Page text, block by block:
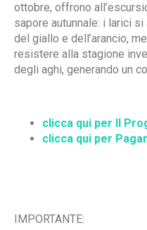
ottobre, offrono
sapore autunnale: i larici
del giallo e dell’arancio,
resistere alla stagione
degli aghi, generando un
clicca qui per Il
clicca qui per
IMPORTANTE: